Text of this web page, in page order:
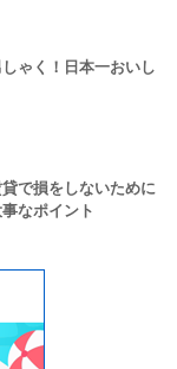
ゃく！日本一おいし
で損をしないために
なポイント